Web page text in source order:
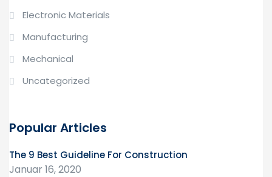
Electronic Materials
Manufacturing
Mechanical
Uncategorized
Popular Articles
The 9 Best Guideline For Construction
Januar 16, 2020